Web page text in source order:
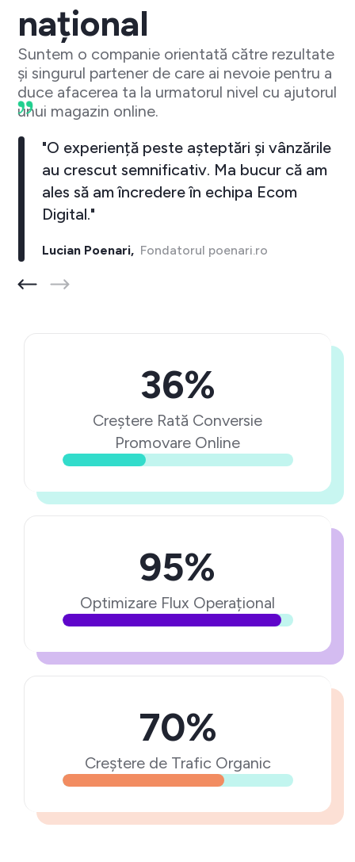
național
Suntem o companie orientată către rezultate
și singurul partener de care ai nevoie pentru a
duce afacerea ta la urmatorul nivel cu ajutorul
unui magazin online.
"O experiență peste așteptări și vânzările
au crescut semnificativ. Ma bucur că am
ales să am încredere în echipa Ecom
Digital."
Lucian Poenari,Fondatorul poenari.ro
36%
Creștere Rată Conversie
Promovare Online
95%
Optimizare Flux Operațional
70%
Creștere de Trafic Organic